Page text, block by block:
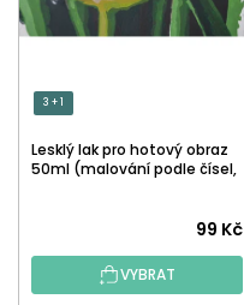
3 + 1
Lesklý lak pro hotový obraz
50ml (malování podle čísel,
hodnocení
produktu
99 Kč
VYBRAT